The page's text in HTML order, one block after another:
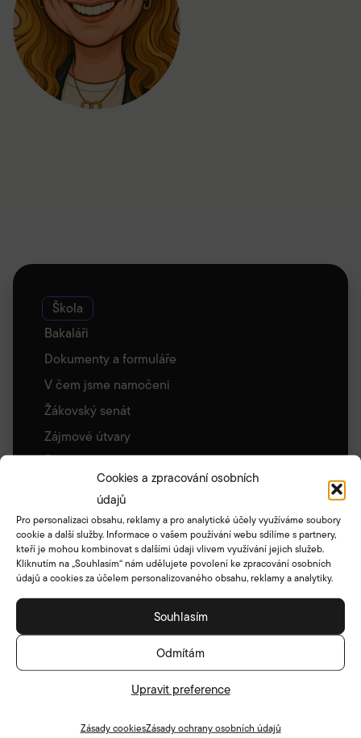
Cookies a zpracování osobních
údajů
Pro personalizaci obsahu, reklamy a pro analytické účely využíváme soubory
cookie a další služby. Informace o vašem používání webu sdílíme s partnery,
kteří je mohou kombinovat s dalšími údaji vlivem využívání jejich služeb.
Kliknutím na „Souhlasím“ nám udělujete povolení ke zpracování osobních
údajů a cookies za účelem personalizovaného obsahu, reklamy a analytiky.
Souhlasím
Odmítám
Upravit preference
Zásady cookiesZásady ochrany osobních údajů
Škola
Bakaláři
Dokumenty a formuláře
V čem jsme namočeni
Žákovský senát
Zájmové útvary
Zajímavé odkazy
Archiv stránek
Družina
Základní informace
Umístění a oddělení ŠD
Školní klub
Vychovatelky ŠD
Vyzvedávání dětí – Bellhop